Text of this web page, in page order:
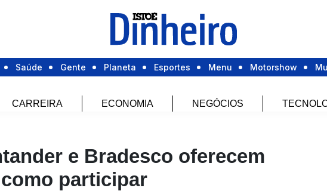
Saúde Gente Planeta Esportes Menu Motorshow
CARREIRA ECONOMIA NEGÓCIOS
e Bradesco oferecem
participar